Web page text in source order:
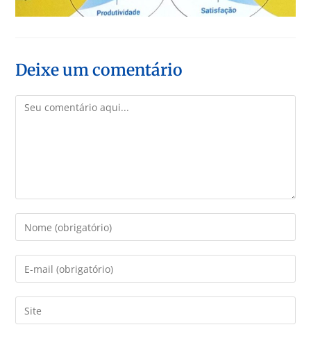
Deixe um comentário